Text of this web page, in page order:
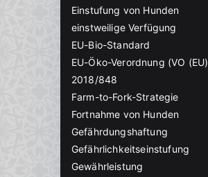
Einstufung von Hunden
einstweilige Verfügung
EU-Bio-Standard
EU-Öko-Verordnung (VO (EU)
2018/848
Farm-to-Fork-Strategie
Fortnahme von Hunden
Gefährdungshaftung
Gefährlichkeitseinstufung
Gewährleistung